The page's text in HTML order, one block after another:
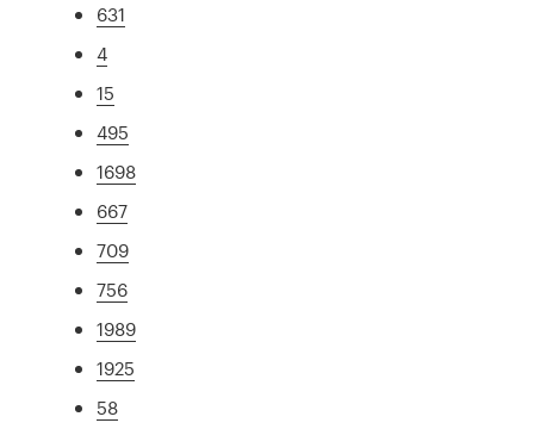
631
4
15
495
1698
667
709
756
1989
1925
58